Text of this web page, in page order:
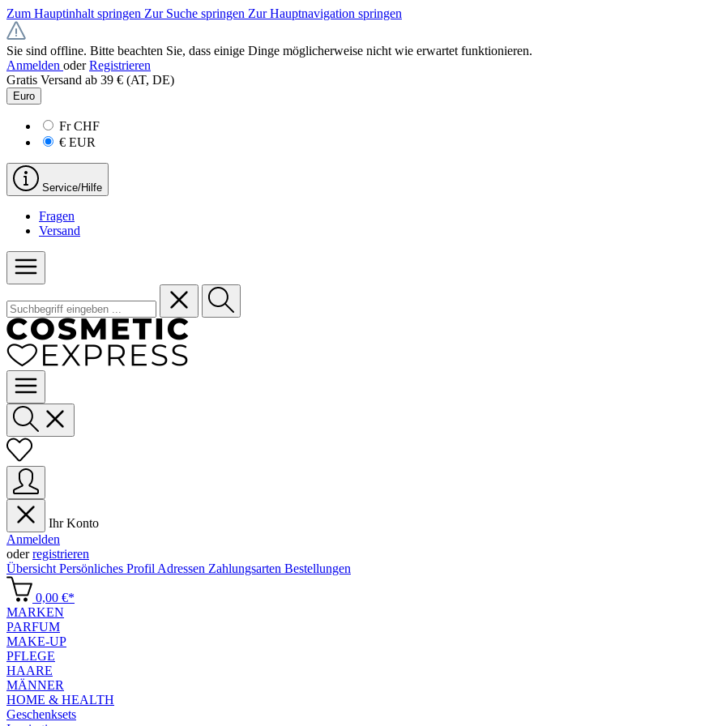
Zum Hauptinhalt springen Zur Suche springen Zur Hauptnavigation springen
Sie sind offline. Bitte beachten Sie, dass einige Dinge möglicherweise nicht wie erwartet funktionieren.
Anmelden oder Registrieren
Gratis Versand ab 39 € (AT, DE)
Euro
FrCHF
€ EUR
Service/Hilfe
Fragen
Versand
Ihr Konto
Anmelden
oderregistrieren
Übersicht Persönliches Profil Adressen Zahlungsarten Bestellungen
0,00 €*
MARKEN
PARFUM
MAKE-UP
PFLEGE
HAARE
MÄNNER
HOME & HEALTH
Geschenksets